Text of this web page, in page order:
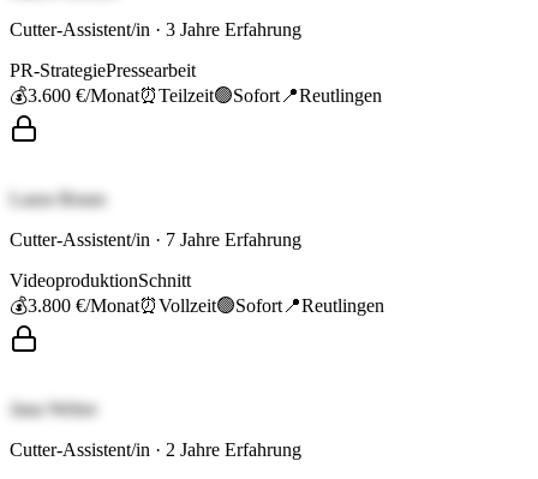
Cutter-Assistent/in · 3 Jahre Erfahrung
PR-StrategiePressearbeit
💰3.600 €/Monat⏰Teilzeit🟢Sofort 📍Reutlingen
Laura Braun
Cutter-Assistent/in · 7 Jahre Erfahrung
VideoproduktionSchnitt
💰3.800 €/Monat⏰Vollzeit🟢Sofort 📍Reutlingen
Jana Weber
Cutter-Assistent/in · 2 Jahre Erfahrung